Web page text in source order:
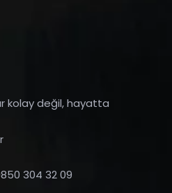
kolay değil, hayatta
304 32 09